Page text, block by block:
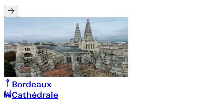
Bordeaux
Cathédrale